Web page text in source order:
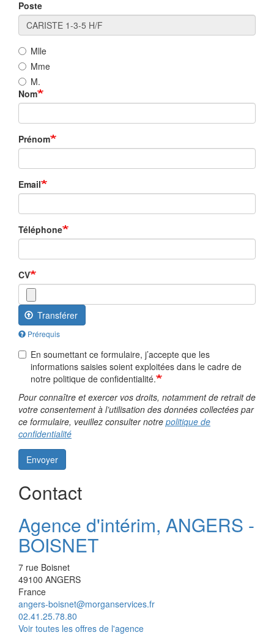
Poste
Mlle
Mme
M.
Nom
Prénom
Email
Téléphone
CV
Transférer
Prérequis
En soumettant ce formulaire, j’accepte que les
informations saisies soient exploitées dans le cadre de
notre politique de confidentialité.
Pour connaître et exercer vos droits, notamment de retrait de
votre consentement à l’utilisation des données collectées par
ce formulaire, veuillez consulter notre politique de
confidentialité
Envoyer
Contact
Agence d'intérim, ANGERS -
BOISNET
7 rue Boisnet
49100 ANGERS
France
angers-boisnet@morganservices.fr
02.41.25.78.80
Voir toutes les offres de l'agence